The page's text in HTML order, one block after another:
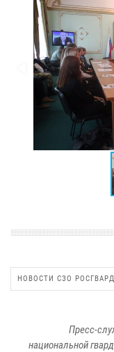
НОВОСТИ СЗО
Пресс-
национальной